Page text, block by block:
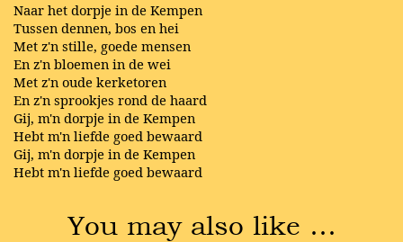
Naar het dorpje in de Kempen
Tussen dennen, bos en hei
Met z'n stille, goede mensen
En z'n bloemen in de wei
Met z'n oude kerketoren
En z'n sprookjes rond de haard
Gij, m'n dorpje in de Kempen
Hebt m'n liefde goed bewaard
Gij, m'n dorpje in de Kempen
Hebt m'n liefde goed bewaard
You may also like …